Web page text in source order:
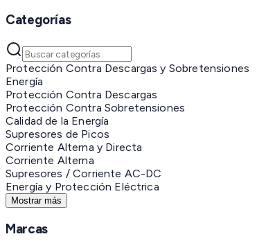
Categorías
Protección Contra Descargas y Sobretensiones
Energía
Protección Contra Descargas
Protección Contra Sobretensiones
Calidad de la Energía
Supresores de Picos
Corriente Alterna y Directa
Corriente Alterna
Supresores / Corriente AC-DC
Energía y Protección Eléctrica
Mostrar más
Marcas